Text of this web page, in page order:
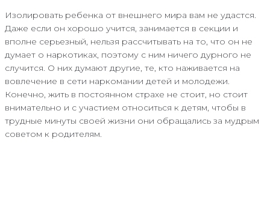
Изолировать ребенка от внешнего мира вам не удастся.
Даже если он хорошо учится, занимается в секции и
вполне серьезный, нельзя рассчитывать на то, что он не
думает о наркотиках, поэтому с ним ничего дурного не
случится. О них думают другие, те, кто наживается на
вовлечение в сети наркомании детей и молодежи.
Конечно, жить в постоянном страхе не стоит, но стоит
внимательно и с участием относиться к детям, чтобы в
трудные минуты своей жизни они обращались за мудрым
советом к родителям.